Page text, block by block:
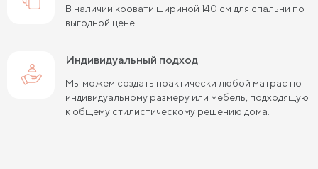
Большие кровати Кровати 80х190 см
Кровати 140х190 см Кровати 160х190 см
Кровати 180х190 см Кровати 200х190 см
В наличии кровати шириной 140 см для спальни по
выгодной цене.
Индивидуальный подход
Мы можем создать практически любой матрас по
индивидуальному размеру или мебель, подходящую
к общему стилистическому решению дома.